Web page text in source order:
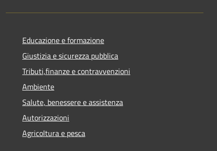
Educazione e formazione
Giustizia e sicurezza pubblica
Tributi,finanze e contravvenzioni
Ambiente
Salute, benessere e assistenza
Autorizzazioni
Agricoltura e pesca